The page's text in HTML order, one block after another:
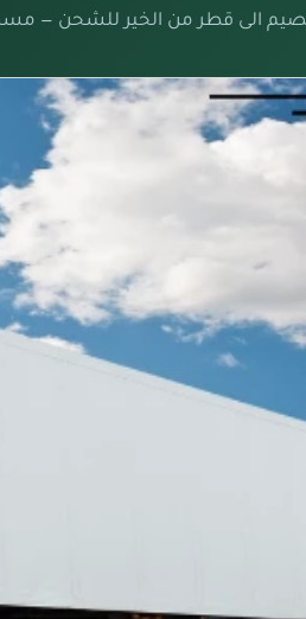
الى قطر من الخير للشحن —